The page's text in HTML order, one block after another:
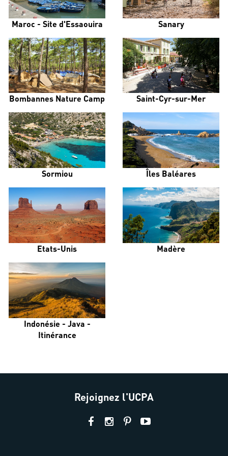
Maroc - Site d'Essaouira Sanary
Bombannes Nature Camp Saint-Cyr-sur-Mer
Sormiou Îles Baléares
Etats-Unis Madère
Indonésie - Java -
Itinérance
Rejoignez l'UCPA